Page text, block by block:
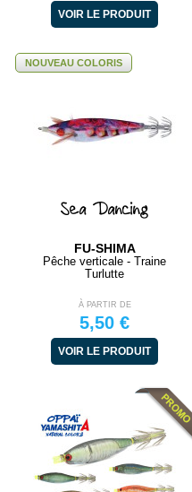
VOIR LE PRODUIT
NOUVEAU COLORIS
Sea Dancing
FU-SHIMA
Pêche verticale - Traine
Turlutte
À PARTIR DE
5,50 €
VOIR LE PRODUIT